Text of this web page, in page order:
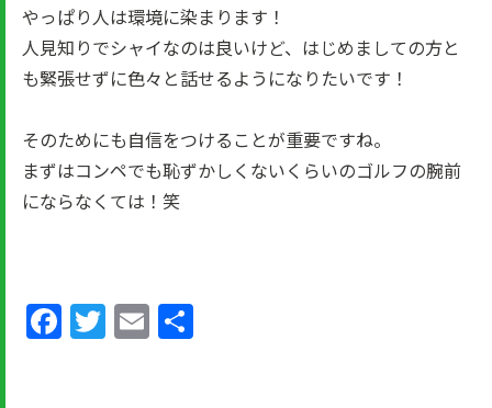
やっぱり人は環境に染まります！
人見知りでシャイなのは良いけど、はじめましての方と
も緊張せずに色々と話せるようになりたいです！
そのためにも自信をつけることが重要ですね。
まずはコンペでも恥ずかしくないくらいのゴルフの腕前
にならなくては！笑
Facebook
Twitter
Email